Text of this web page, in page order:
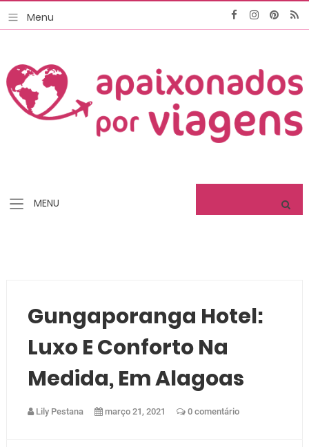
Gungaporanga Hotel:
Luxo E Conforto Na
Medida, Em Alagoas
Lily Pestana março 21, 2021 0 comentário